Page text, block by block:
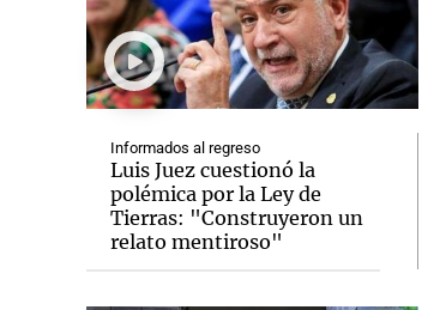
Informados al regreso
Luis Juez cuestionó la
polémica por la Ley de
Tierras: "Construyeron un
relato mentiroso"